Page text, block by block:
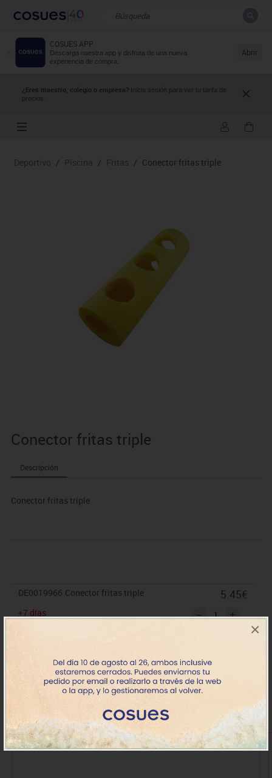
×
COSUES APP
Descarga nuestra app y disfruta de una nueva
experiencia de compra.
Abrir
¿Eres maestro, colegio o empresa? Inicia sesión para ver tu tarifa de
precios.
Resultados de la búsqueda
Deportivo / Piscina / Fritas / Conector fritas triple
Conector fritas triple
Descripción
Conector fritas triple
DE0019966 Conector fritas triple
+7 días
5.45€
Productos de la misma categoría